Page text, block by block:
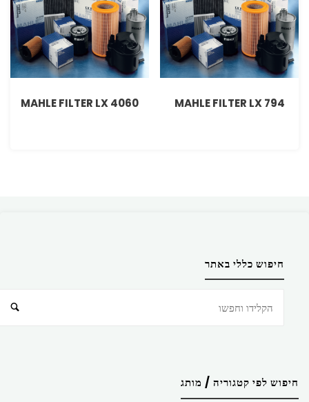
MAHLE FILTER LX 794
MAHLE FILTER LX 4060
חיפוש כללי באתר
חיפוש לפי קטגוריה / מותג